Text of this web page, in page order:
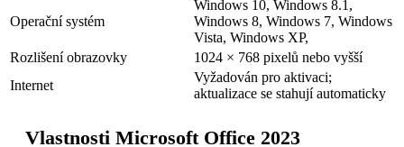
Operační systém
Windows 10, Windows 8.1,
Windows 8, Windows 7, Windows
Vista, Windows XP,
Rozlišení obrazovky
1024 × 768 pixelů nebo vyšší
Internet
Vyžadován pro aktivaci;
aktualizace se stahují automaticky
Vlastnosti Microsoft Office 2023